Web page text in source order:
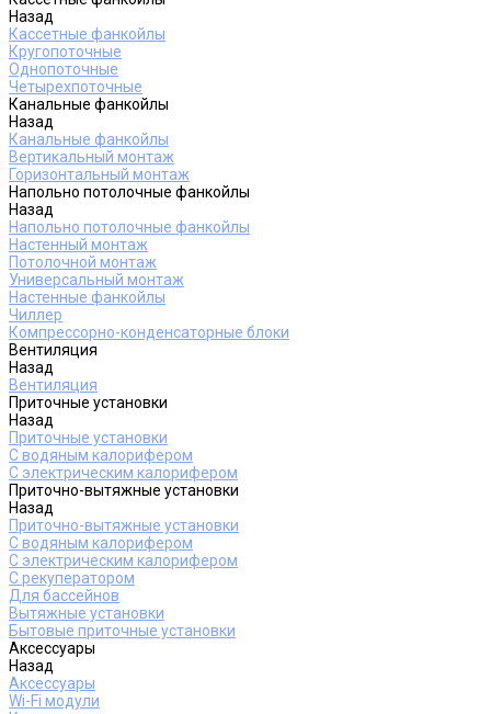
Назад
Кассетные фанкойлы
Кругопоточные
Однопоточные
Четырехпоточные
Канальные фанкойлы
Назад
Канальные фанкойлы
Вертикальный монтаж
Горизонтальный монтаж
Напольно потолочные фанкойлы
Назад
Напольно потолочные фанкойлы
Настенный монтаж
Потолочной монтаж
Универсальный монтаж
Настенные фанкойлы
Чиллер
Компрессорно-конденсаторные блоки
Вентиляция
Назад
Вентиляция
Приточные установки
Назад
Приточные установки
С водяным калорифером
С электрическим калорифером
Приточно-вытяжные установки
Назад
Приточно-вытяжные установки
С водяным калорифером
С электрическим калорифером
С рекуператором
Для бассейнов
Вытяжные установки
Бытовые приточные установки
Аксессуары
Назад
Аксессуары
Wi-Fi модули